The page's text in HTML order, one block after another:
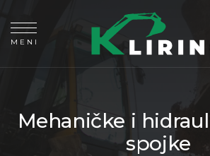
MENI
Mehaničke i
spojke